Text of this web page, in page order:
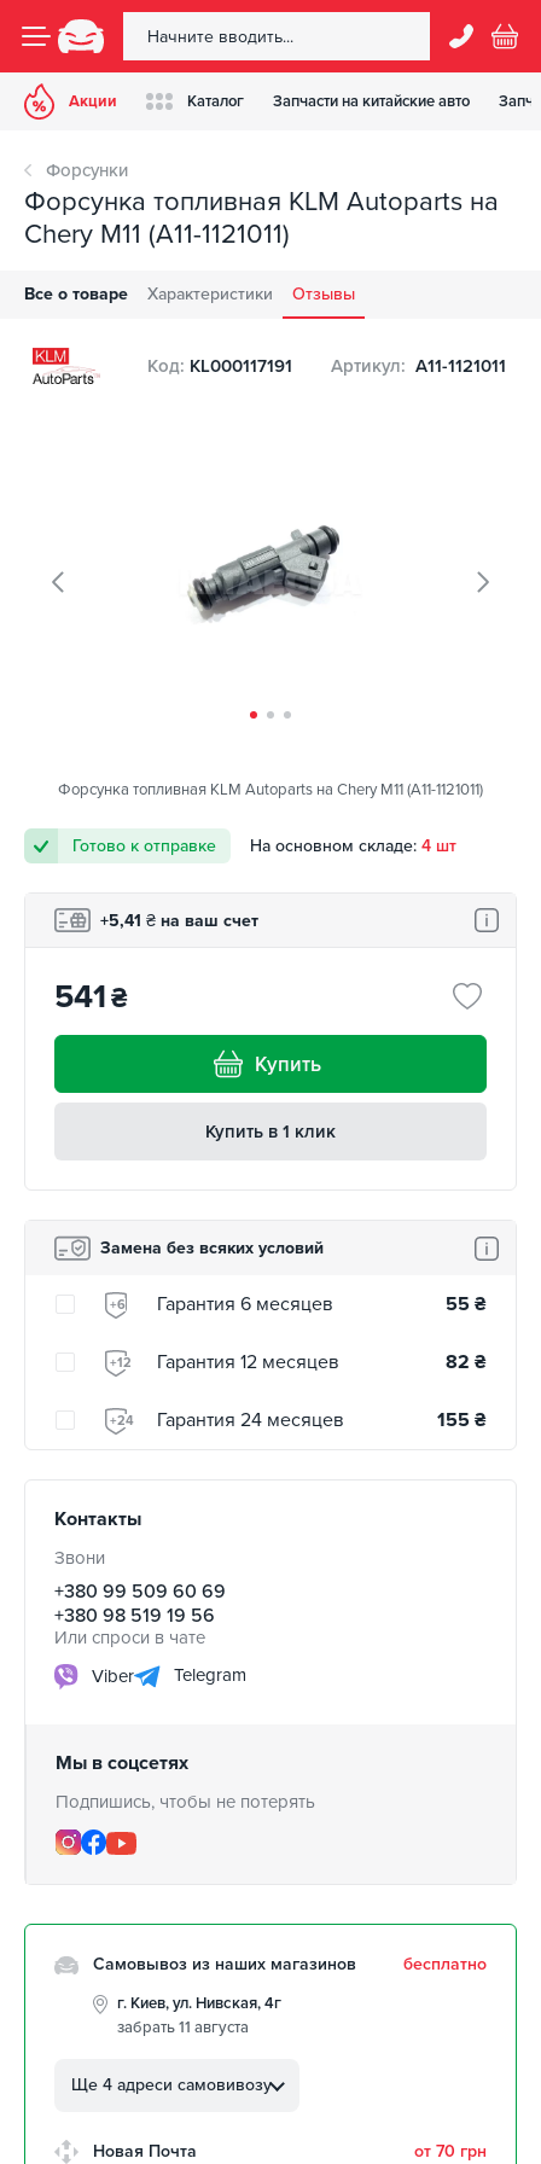
Акции Каталог Запчасти на китайские авто
Форсунки
Форсунка топливная KLM Autoparts на
Chery M11 (A11-1121011)
Все о товаре Характеристики Отзывы
Код: KL000117191 Артикул: A11-1121011
Форсунка топливная KLM Autoparts на Chery M11 (A11-1121011)
Готово к отправке На основном складе: 4 шт
+5,41 ₴ на ваш счет
541₴
Купить
Купить в 1 клик
Замена без всяких условий
+6 Гарантия 6 месяцев 55 ₴
+12 Гарантия 12 месяцев 82 ₴
+24 Гарантия 24 месяцев 155 ₴
Контакты
Звони
+380 99 509 60 69
+380 98 519 19 56
Или спроси в чате
Viber
Telegram
Мы в соцсетях
Подпишись, чтобы не потерять
Самовывоз из наших магазинов бесплатно
г. Киев, ул. Нивская, 4г
забрать 11 августа
Автолюбителей, 8а
авторынок
Ще 4 адреси самовивозу
Новая Почта от 70 грн